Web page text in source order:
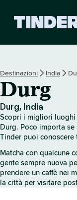
Destinazioni India
Durg
Durg, India
Scopri i migliori
Durg. Poco importa
Tinder puoi
Matcha con qualcunə
gente sempre nuova
prendere un caffè nei
la città per visitare